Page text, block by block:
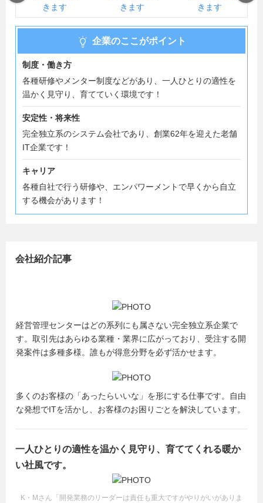
企業のここがポイント
制度・働き方
各種研修やメンター制度などがあり、一人ひとりの適性を
温かく見守り、育てていく環境です！
安定性・将来性
完全独立系のシステム会社であり、創業62年を迎えた老舗
IT企業です！
キャリア
各種自社で行う研修や、エンパワーメントで早くから自立
する機会があります！
会社紹介記事
経営管理センターはどの系列にも属さない完全独立系企業で
す。取引先はあらゆる業種・業界に広がっており、受注する開
発案件は多種多様。誰もが得意分野を必ず活かせます。
多くのお客様の「あったらいいな」を形にする仕事です。自由
な発想でITを活かし、お客様のお困りごとを解決しています。
一人ひとりの適性を温かく見守り、育ててくれる暖か
い社風です。
K・Mさん「開発業務のリーダーは責任も重大ですがやりがいがありま